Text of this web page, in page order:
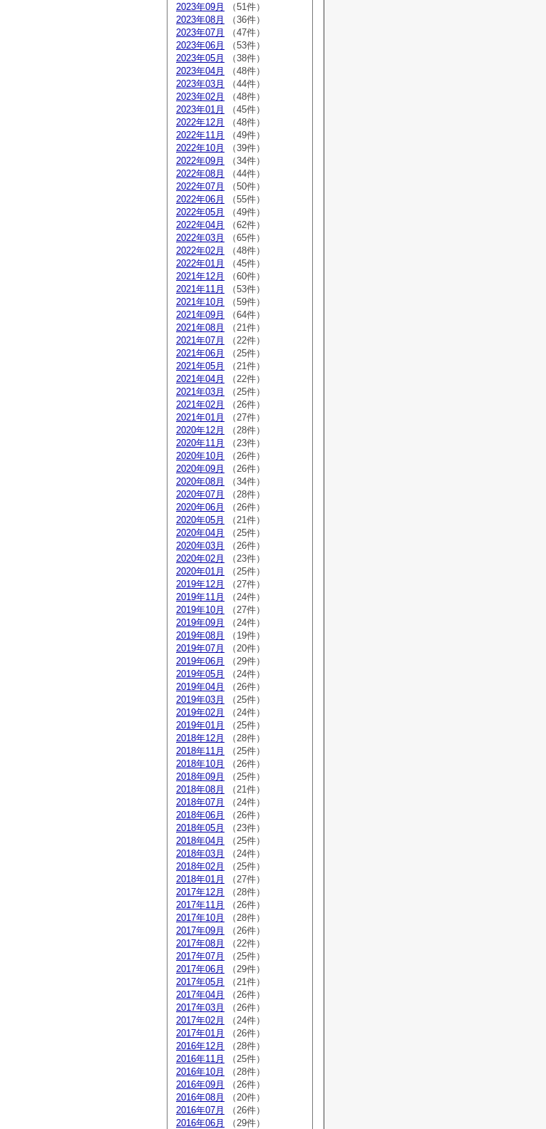
2023年09月
（51件）
2023年08月
（36件）
2023年07月
（47件）
2023年06月
（53件）
2023年05月
（38件）
2023年04月
（48件）
2023年03月
（44件）
2023年02月
（48件）
2023年01月
（45件）
2022年12月
（48件）
2022年11月
（49件）
2022年10月
（39件）
2022年09月
（34件）
2022年08月
（44件）
2022年07月
（50件）
2022年06月
（55件）
2022年05月
（49件）
2022年04月
（62件）
2022年03月
（65件）
2022年02月
（48件）
2022年01月
（45件）
2021年12月
（60件）
2021年11月
（53件）
2021年10月
（59件）
2021年09月
（64件）
2021年08月
（21件）
2021年07月
（22件）
2021年06月
（25件）
2021年05月
（21件）
2021年04月
（22件）
2021年03月
（25件）
2021年02月
（26件）
2021年01月
（27件）
2020年12月
（28件）
2020年11月
（23件）
2020年10月
（26件）
2020年09月
（26件）
2020年08月
（34件）
2020年07月
（28件）
2020年06月
（26件）
2020年05月
（21件）
2020年04月
（25件）
2020年03月
（26件）
2020年02月
（23件）
2020年01月
（25件）
2019年12月
（27件）
2019年11月
（24件）
2019年10月
（27件）
2019年09月
（24件）
2019年08月
（19件）
2019年07月
（20件）
2019年06月
（29件）
2019年05月
（24件）
2019年04月
（26件）
2019年03月
（25件）
2019年02月
（24件）
2019年01月
（25件）
2018年12月
（28件）
2018年11月
（25件）
2018年10月
（26件）
2018年09月
（25件）
2018年08月
（21件）
2018年07月
（24件）
2018年06月
（26件）
2018年05月
（23件）
2018年04月
（25件）
2018年03月
（24件）
2018年02月
（25件）
2018年01月
（27件）
2017年12月
（28件）
2017年11月
（26件）
2017年10月
（28件）
2017年09月
（26件）
2017年08月
（22件）
2017年07月
（25件）
2017年06月
（29件）
2017年05月
（21件）
2017年04月
（26件）
2017年03月
（26件）
2017年02月
（24件）
2017年01月
（26件）
2016年12月
（28件）
2016年11月
（25件）
2016年10月
（28件）
2016年09月
（26件）
2016年08月
（20件）
2016年07月
（26件）
2016年06月
（29件）